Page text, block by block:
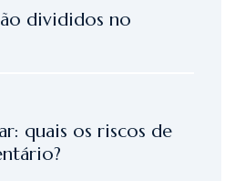
divididos no
quais os riscos de